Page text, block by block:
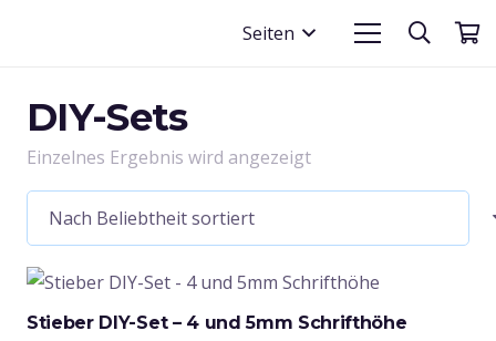
Seiten
DIY-Sets
Einzelnes Ergebnis wird angezeigt
Stieber DIY-Set – 4 und 5mm Schrifthöhe